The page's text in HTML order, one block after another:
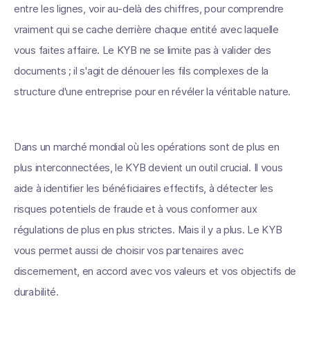
entre les lignes, voir au-delà des chiffres, pour comprendre
vraiment qui se cache derrière chaque entité avec laquelle
vous faites affaire. Le KYB ne se limite pas à valider des
documents ; il s'agit de dénouer les fils complexes de la
structure d'une entreprise pour en révéler la véritable nature.
Dans un marché mondial où les opérations sont de plus en
plus interconnectées, le KYB devient un outil crucial. Il vous
aide à identifier les bénéficiaires effectifs, à détecter les
risques potentiels de fraude et à vous conformer aux
régulations de plus en plus strictes. Mais il y a plus. Le KYB
vous permet aussi de choisir vos partenaires avec
discernement, en accord avec vos valeurs et vos objectifs de
durabilité.